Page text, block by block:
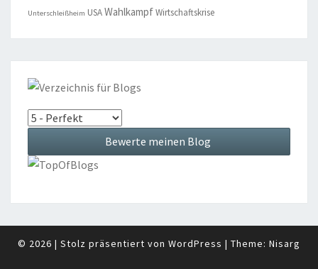
Unterschleißheim USAWahlkampfWirtschaftskrise
© 2026 | Stolz präsentiert von WordPress | Theme: Nisarg